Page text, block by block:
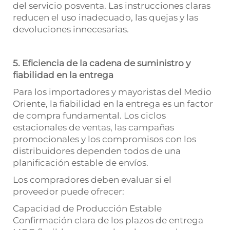
del servicio posventa. Las instrucciones claras
reducen el uso inadecuado, las quejas y las
devoluciones innecesarias.
5. Eficiencia de la cadena de suministro y
fiabilidad en la entrega
Para los importadores y mayoristas del Medio
Oriente, la fiabilidad en la entrega es un factor
de compra fundamental. Los ciclos
estacionales de ventas, las campañas
promocionales y los compromisos con los
distribuidores dependen todos de una
planificación estable de envíos.
Los compradores deben evaluar si el
proveedor puede ofrecer:
Capacidad de Producción Estable
Confirmación clara de los plazos de entrega